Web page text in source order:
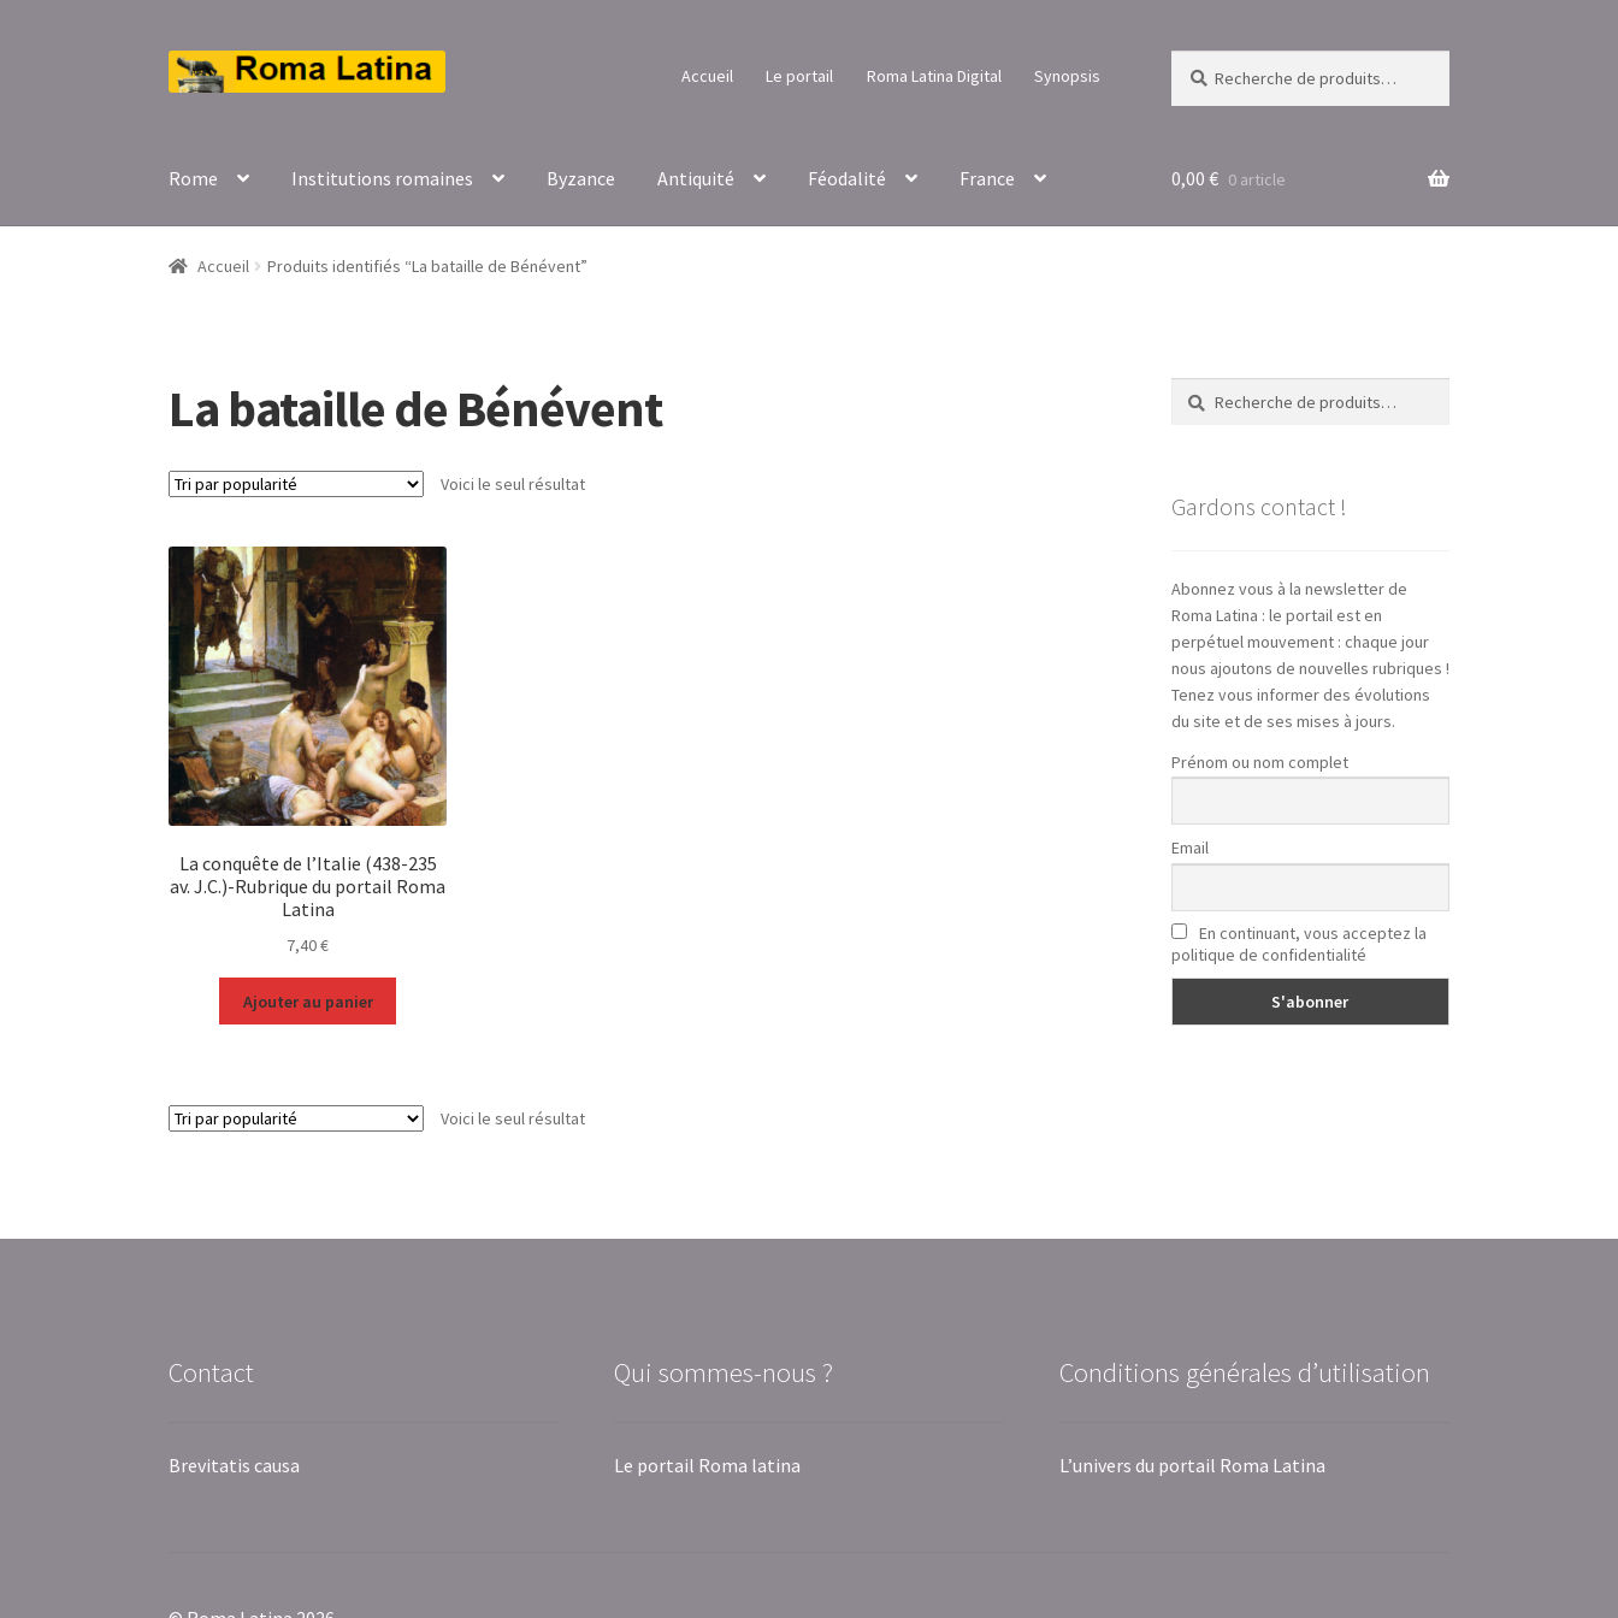
Aller
à
Aller
au
Accueil Le portail Roma Latina Digital Synopsis
pour :
Rome Institutions romaines Byzance Antiquité Féodalité France 0,00 € 0 article
Accueil Produits identifiés “La bataille de Bénévent”
La bataille de Bénévent
Voici le seul résultat
La conquête de l’Italie (438-235
av. J.C.)-Rubrique du portail Roma
Latina
7,40€
Ajouter au panier
Voici le seul résultat
Recherche
pour :
Recherche
Gardons contact !
Abonnez vous à la newsletter de
Roma Latina : le portail est en
perpétuel mouvement : chaque jour
nous ajoutons de nouvelles rubriques !
Tenez vous informer des évolutions
du site et de ses mises à jours.
Prénom ou nom complet
Email
En continuant, vous acceptez la
politique de confidentialité
Contact
Brevitatis causa
Qui sommes-nous ?
Le portail Roma latina
Conditions générales d’utilisation
L’univers du portail Roma Latina